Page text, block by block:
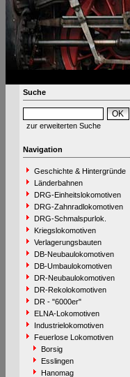
Suche
zur erweiterten Suche
Navigation
Geschichte & Hintergründe
Länderbahnen
DRG-Einheitslokomotiven
DRG-Zahnradlokomotiven
DRG-Schmalspurlok.
Kriegslokomotiven
Verlagerungsbauten
DB-Neubaulokomotiven
DB-Umbaulokomotiven
DR-Neubaulokomotiven
DR-Rekolokomotiven
DR - "6000er"
ELNA-Lokomotiven
Industrielokomotiven
Feuerlose Lokomotiven
Borsig
Esslingen
Hanomag